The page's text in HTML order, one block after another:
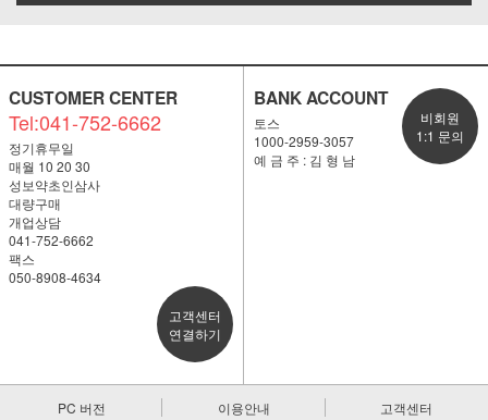
CUSTOMER CENTER
Tel:041-752-6662
정기휴무일
매월 10 20 30
성보약초인삼사
대량구매
개업상담
041-752-6662
팩스
050-8908-4634
고객센터
연결하기
BANK ACCOUNT
토스
1000-2959-3057
예 금 주 : 김 형 남
비회원
1:1 문의
PC 버전 이용안내 고객센터